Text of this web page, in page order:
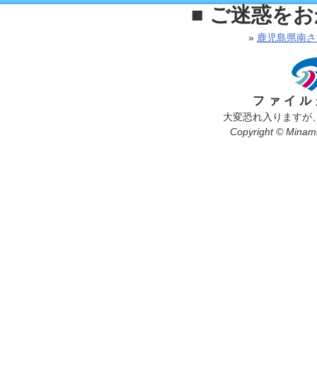
■ ご迷惑を
» 鹿児島県南
ファイ
大変恐れ入りますが
Copyright ©